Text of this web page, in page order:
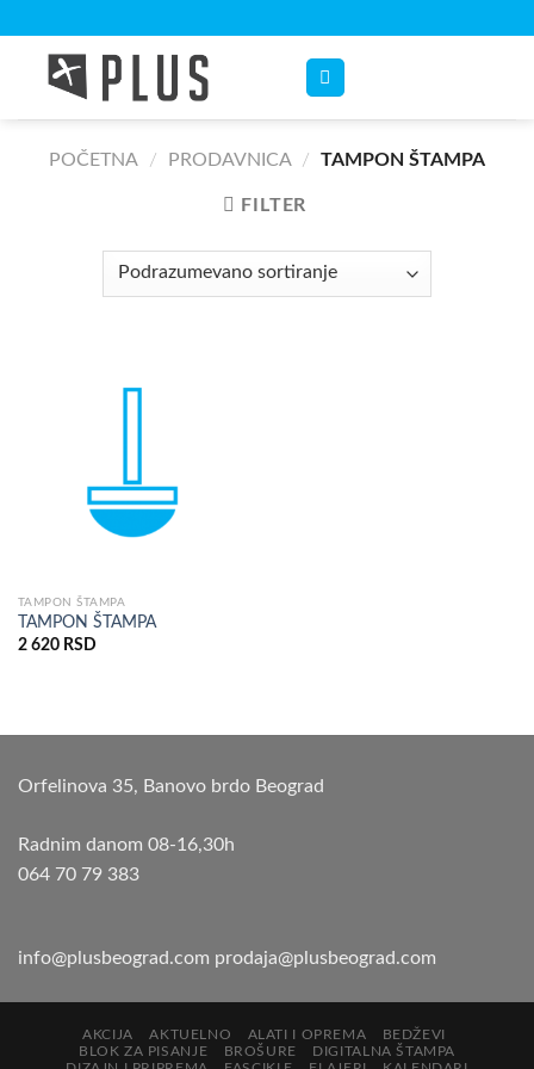
content
POČETNA / PRODAVNICA / TAMPON ŠTAMPA
FILTER
TAMPON ŠTAMPA
TAMPON ŠTAMPA
2 620 RSD
Orfelinova 35, Banovo brdo Beograd
Radnim danom 08-16,30h
064 70 79 383
info@plusbeograd.com prodaja@plusbeograd.com
AKCIJA AKTUELNO ALATI I OPREMA
BEDŽEVI
BLOK ZA PISANJE
BROŠURE
DIGITALNA ŠTAMPA